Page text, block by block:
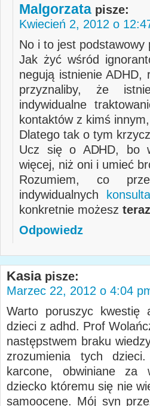
Malgorzata pisze:
Kwiecień 2, 2012 o
No i to jest podstawowy
Jak żyć wśród
negują istnienie
przyznaliby, że
indywidualne
kontaktów z kimś
Dlatego tak o tym
Ucz się o ADHD, bo
więcej, niż oni i umieć
Rozumiem, co
indywidualnych
konkretnie możesz teraz
Odpowiedz
Kasia pisze:
Marzec 22, 2012 o 4:04
Warto poruszyc kwestię
dzieci z adhd. Prof
następstwem braku
zrozumienia tych
karcone, obwiniane za
dziecko któremu się nie
samoocenę. Mój syn